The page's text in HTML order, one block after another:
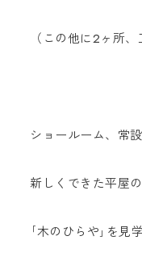
（この他に2ヶ所
ショールーム、常
新しくできた平屋
｢木のひらや｣を見学